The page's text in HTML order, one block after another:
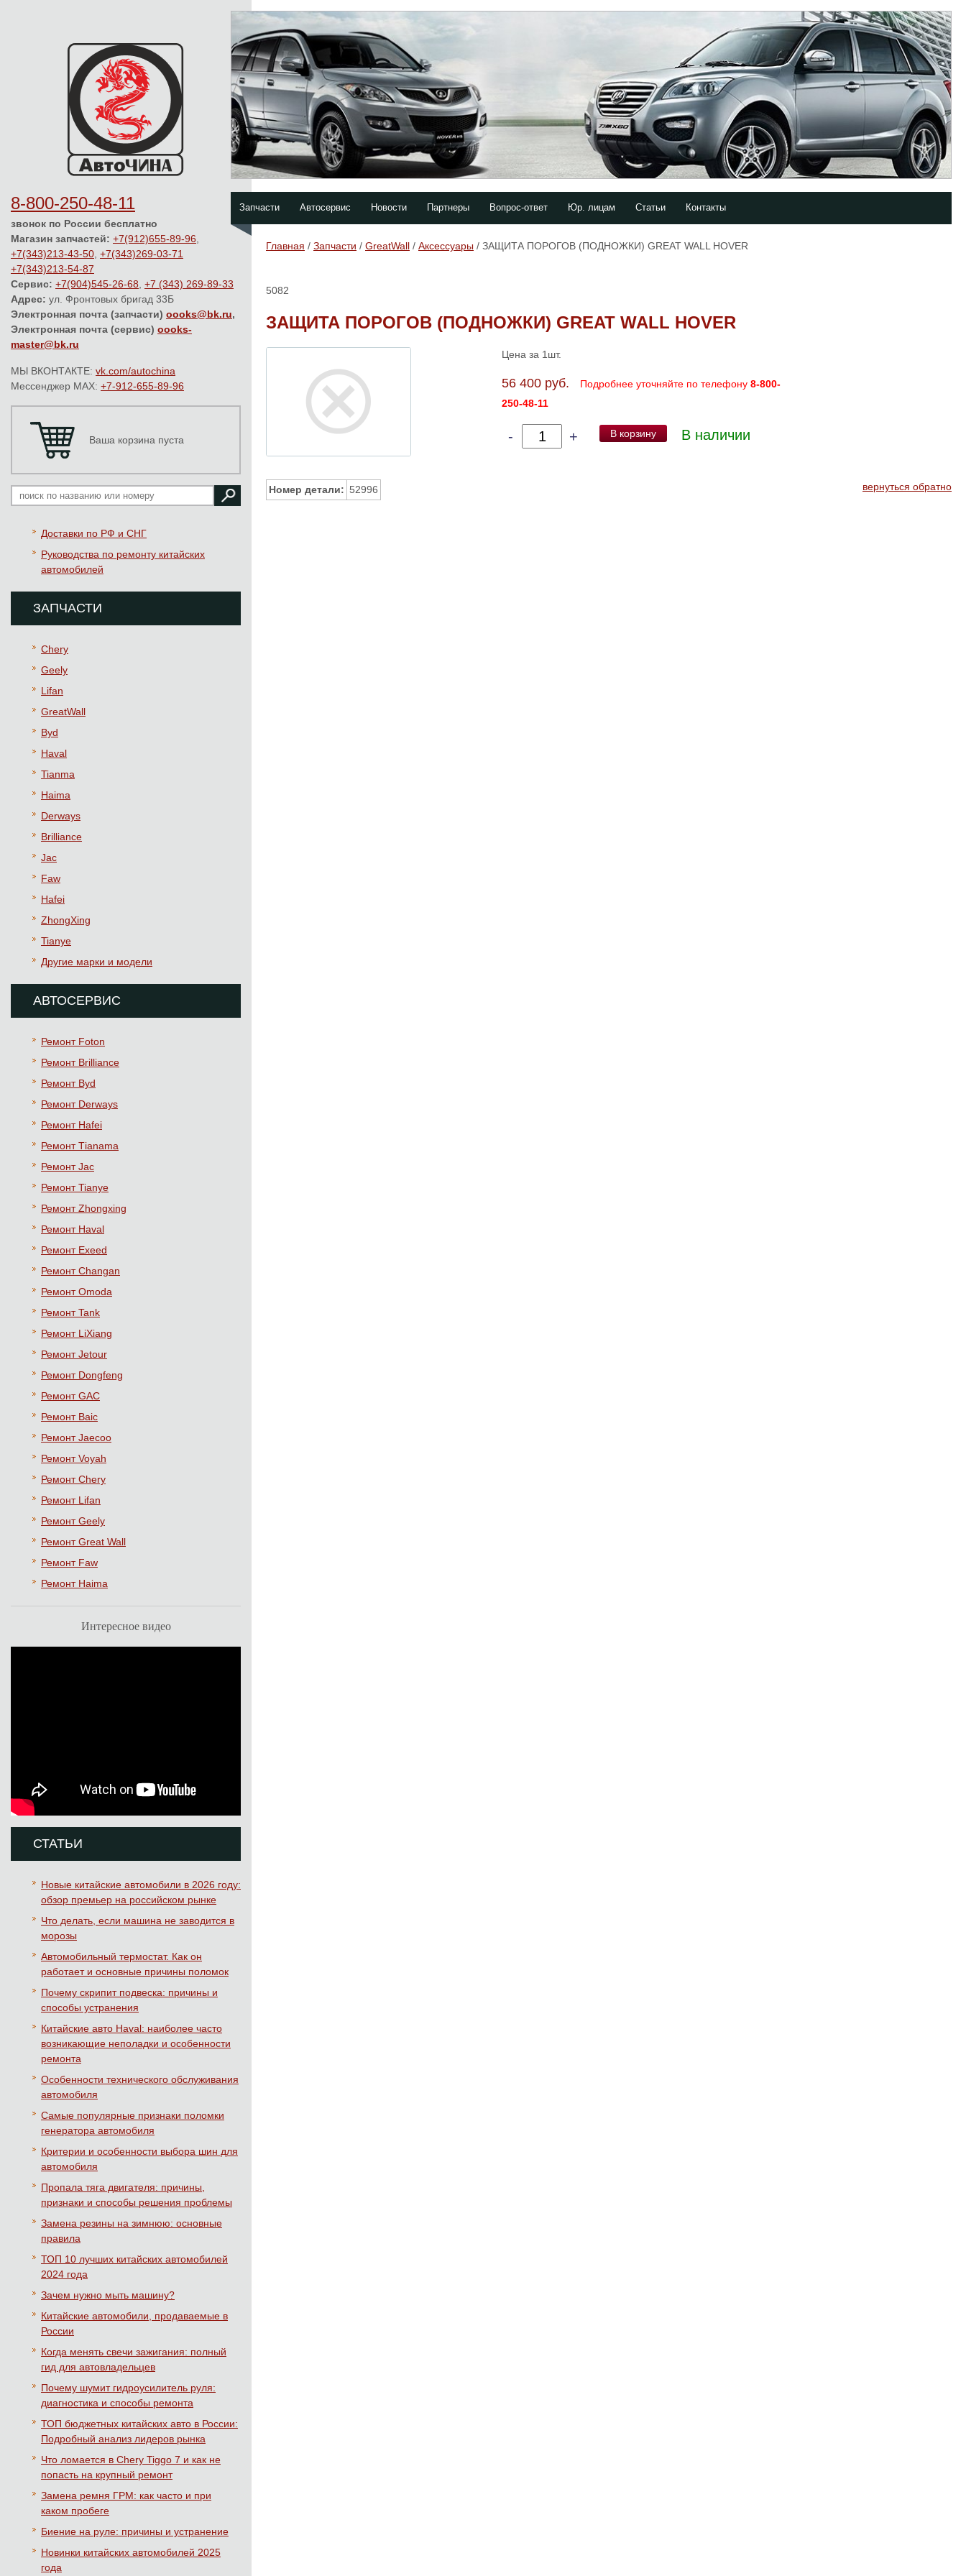
8-800-250-48-11
звонок по России бесплатно
Магазин запчастей: +7(912)655-89-96
+7(343)213-43-50 +7(343)269-03-71
+7(343)213-54-87
Сервис: +7(904)545-26-68 +7 (343) 269-89-33
Адрес: ул. Фронтовых бригад 33Б
Электронная почта (запчасти) oooks@bk.ru,
Электронная почта (сервис) oooks-
master@bk.ru
МЫ ВКОНТАКТЕ: vk.com/autochina
Мессенджер MAX: +7-912-655-89-96
Ваша корзина пуста
Доставки по РФ и СНГ
Руководства по ремонту китайских
автомобилей
ЗАПЧАСТИ
Chery
Geely
Lifan
GreatWall
Byd
Haval
Tianma
Haima
Derways
Brilliance
Jac
Faw
Hafei
ZhongXing
Tianye
Другие марки и модели
АВТОСЕРВИС
Ремонт Foton
Ремонт Brilliance
Ремонт Byd
Ремонт Derways
Ремонт Hafei
Ремонт Тianama
Ремонт Jac
Ремонт Tianye
Ремонт Zhongxing
Ремонт Haval
Ремонт Exeed
Ремонт Changan
Ремонт Omoda
Ремонт Tank
Ремонт LiXiang
Ремонт Jetour
Ремонт Dongfeng
Ремонт GAC
Ремонт Baic
Ремонт Jaecoo
Ремонт Voyah
Ремонт Chery
Ремонт Lifan
Ремонт Geely
Ремонт Great Wall
Ремонт Faw
Ремонт Haima
Интересное видео
СТАТЬИ
Новые китайские автомобили в 2026 году:
обзор премьер на российском рынке
Что делать, если машина не заводится в
морозы
Автомобильный термостат. Как он
работает и основные причины поломок
Почему скрипит подвеска: причины и
способы устранения
Китайские авто Haval: наиболее часто
возникающие неполадки и особенности
ремонта
Особенности технического обслуживания
автомобиля
Самые популярные признаки поломки
генератора автомобиля
Критерии и особенности выбора шин для
автомобиля
Пропала тяга двигателя: причины,
признаки и способы решения проблемы
Замена резины на зимнюю: основные
правила
ТОП 10 лучших китайских автомобилей
2024 года
Зачем нужно мыть машину?
Китайские автомобили, продаваемые в
России
Когда менять свечи зажигания: полный
гид для автовладельцев
Почему шумит гидроусилитель руля:
диагностика и способы ремонта
ТОП бюджетных китайских авто в России:
Подробный анализ лидеров рынка
Что ломается в Chery Tiggo 7 и как не
попасть на крупный ремонт
Замена ремня ГРМ: как часто и при
каком пробеге
Биение на руле: причины и устранение
Новинки китайских автомобилей 2025
года
Запчасти Автосервис Новости Партнеры Вопрос-ответ Юр. лицам Статьи Контакты
Главная / Запчасти / GreatWall / Аксессуары / ЗАЩИТА ПОРОГОВ (ПОДНОЖКИ) GREAT WALL HOVER
5082
ЗАЩИТА ПОРОГОВ (ПОДНОЖКИ) GREAT WALL HOVER
Цена за 1шт.
56 400 руб. Подробнее уточняйте по телефону 8-800-
250-48-11
- + В корзину В наличии
Номер детали: 52996 вернуться обратно